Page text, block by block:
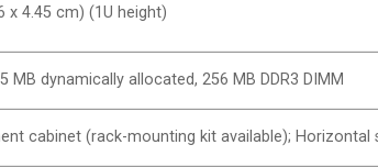
x 4.45 cm) (1U height)
dynamically allocated, 256 MB DDR3 DIMM
cabinet (rack-mounting kit available);